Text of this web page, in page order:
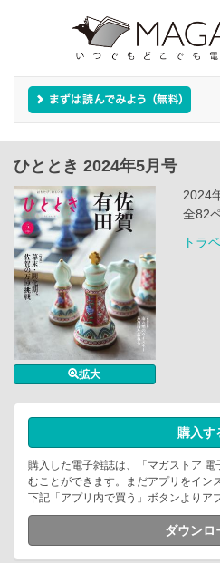
ひととき 2024年5月号
拡大
2024
全82
トラ
購入す
購入した電子雑誌は、「マガストア
むことができます。まだアプリをイン
下記「アプリ内で買う」ボタンよりア
ダウンロ